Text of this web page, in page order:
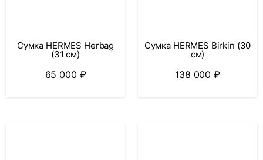
Сумка HERMES Herbag
(31 см)
65 000 ₽
Сумка HERMES Birkin (30
см)
138 000 ₽